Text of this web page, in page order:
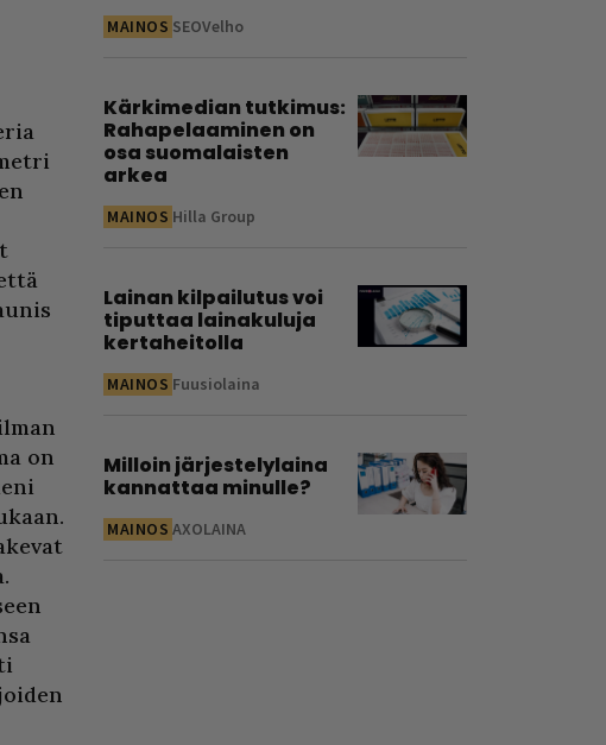
on
MAINOS SEOVelho
Kärkimedian tutkimus:
Rahapelaaminen on
osa suomalaisten
arkea
MAINOS Hilla Group
Lainan kilpailutus voi
tiputtaa lainakuluja
kertaheitolla
MAINOS Fuusiolaina
Milloin järjestelylaina
kannattaa minulle?
MAINOS AXOLAINA